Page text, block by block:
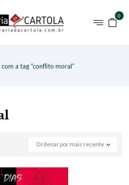
0
a tag “conflito moral”
Ordenar por mais recente